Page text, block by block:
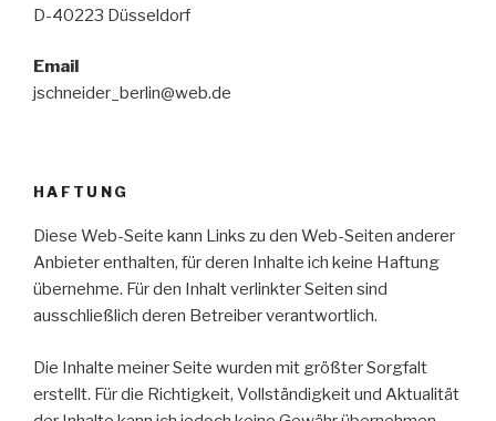
D-40223 Düsseldorf
Email
jschneider_berlin@web.de
HAFTUNG
Diese Web-Seite kann Links zu den Web-Seiten anderer
Anbieter enthalten, für deren Inhalte ich keine Haftung
übernehme. Für den Inhalt verlinkter Seiten sind
ausschließlich deren Betreiber verantwortlich.
Die Inhalte meiner Seite wurden mit größter Sorgfalt
erstellt. Für die Richtigkeit, Vollständigkeit und Aktualität